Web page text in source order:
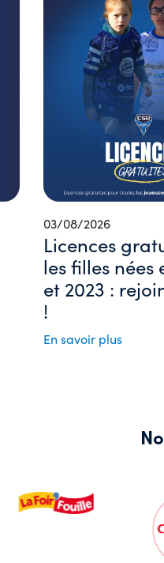
03/08/2026
Licences
les filles nées
et 2023 :
!
En savoir plus